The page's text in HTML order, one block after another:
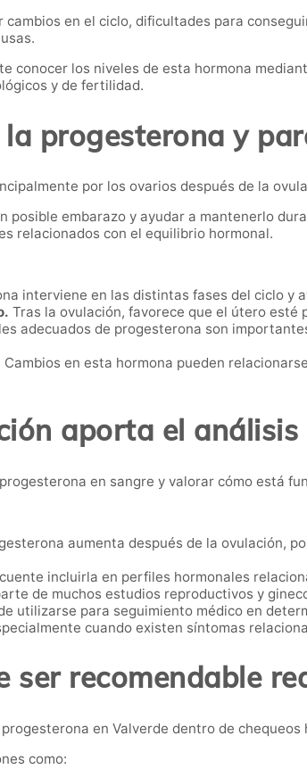
en el ciclo, dificultades para
conocer los niveles de esta hormona
y de fertilidad.
la progesterona y
por los ovarios después de la
posible embarazo y ayudar a mantenerlo
relacionados con el equilibrio hormonal.
interviene en las distintas fases del ciclo y
Tras la ovulación, favorece que el útero
adecuados de progesterona son
Cambios en esta hormona pueden
aporta el
en sangre y valorar cómo está
aumenta después de la ovulación,
incluirla en perfiles hormonales
de muchos estudios reproductivos y
utilizarse para seguimiento médico en
cuando existen síntomas
ser recomendable
en Valverde dentro de
como: